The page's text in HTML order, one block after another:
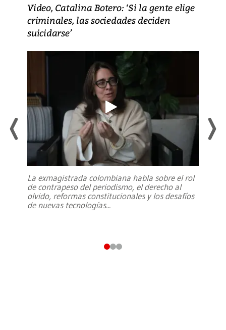
Video, Catalina Botero: ‘Si la gente elige
criminales, las sociedades deciden
suicidarse’
La exmagistrada colombiana habla sobre el rol
de contrapeso del periodismo, el derecho al
olvido, reformas constitucionales y los desafíos
de nuevas tecnologías...